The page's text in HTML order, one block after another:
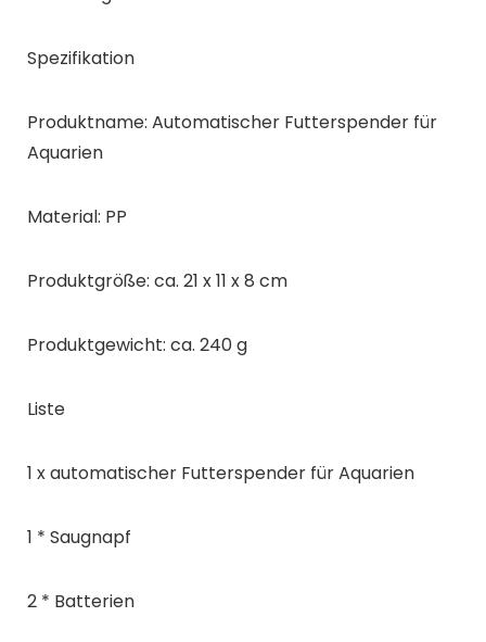
Produktname: Automatischer Futterspender für
Material: PP
Produktgröße: ca. 21 x 11 x 8 cm
Produktgewicht: ca. 240 g
Liste
1 x automatischer Futterspender für Aquarien
1 * Saugnapf
2 * Batterien
Hinweis: